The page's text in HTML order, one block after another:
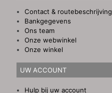
Contact & routebeschrijving
Bankgegevens
Ons team
Onze webwinkel
Onze winkel
UW ACCOUNT
Hulp bij uw account